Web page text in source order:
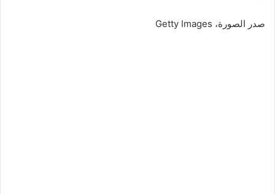
صدر الصورة، Getty Images